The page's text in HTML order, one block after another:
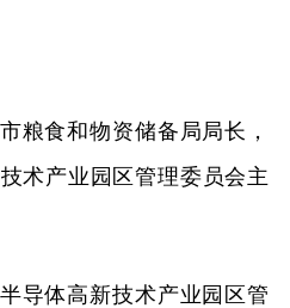
粮食和物资储备局局长，
术产业园区管理委员会主
导体高新技术产业园区管